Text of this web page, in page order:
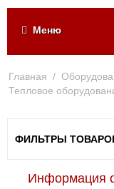
Меню
Главная /
Тепловое
ФИЛЬТРЫ
Информация